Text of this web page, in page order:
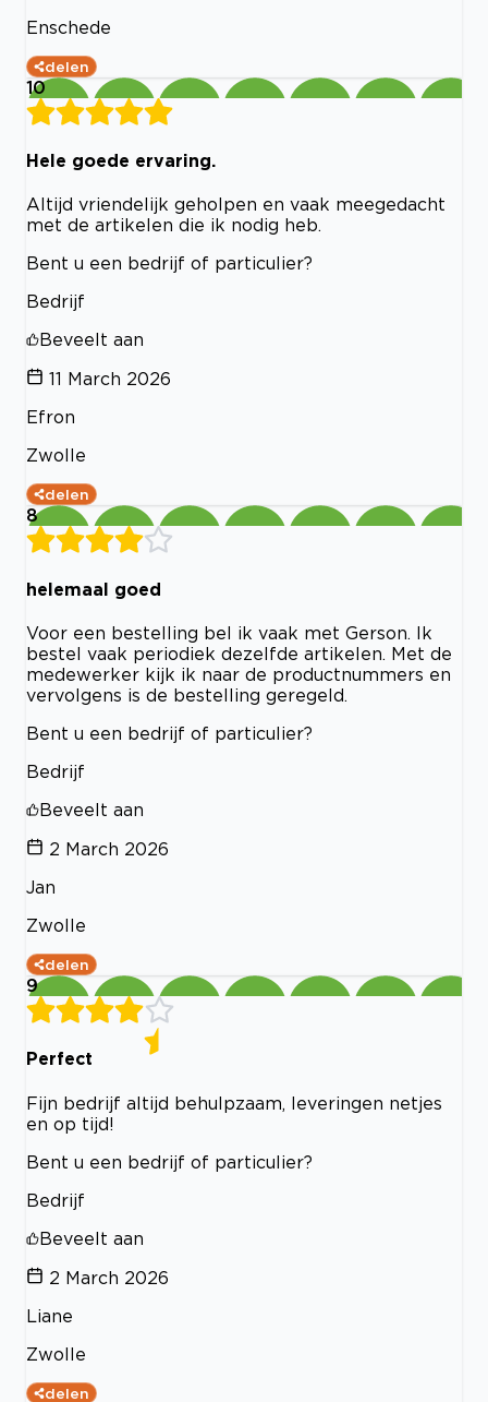
Enschede
delen
10
Hele goede ervaring.
Altijd vriendelijk geholpen en vaak meegedacht
met de artikelen die ik nodig heb.
Bent u een bedrijf of particulier?
Bedrijf
Beveelt aan
11 March 2026
Efron
Zwolle
delen
8
helemaal goed
Voor een bestelling bel ik vaak met Gerson. Ik
bestel vaak periodiek dezelfde artikelen. Met de
medewerker kijk ik naar de productnummers en
vervolgens is de bestelling geregeld.
Bent u een bedrijf of particulier?
Bedrijf
Beveelt aan
2 March 2026
Jan
Zwolle
delen
9
Perfect
Fijn bedrijf altijd behulpzaam, leveringen netjes
en op tijd!
Bent u een bedrijf of particulier?
Bedrijf
Beveelt aan
2 March 2026
Liane
Zwolle
delen